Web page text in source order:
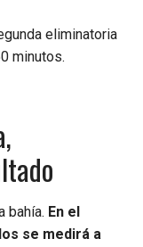
eliminatoria
minutos.
bahía. En el
se medirá a